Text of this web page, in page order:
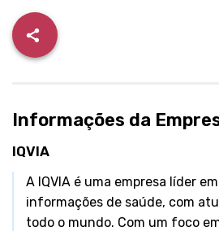
Informações da
IQVIA
A IQVIA é uma empresa líder
informações de saúde, com
todo o mundo. Com um foco